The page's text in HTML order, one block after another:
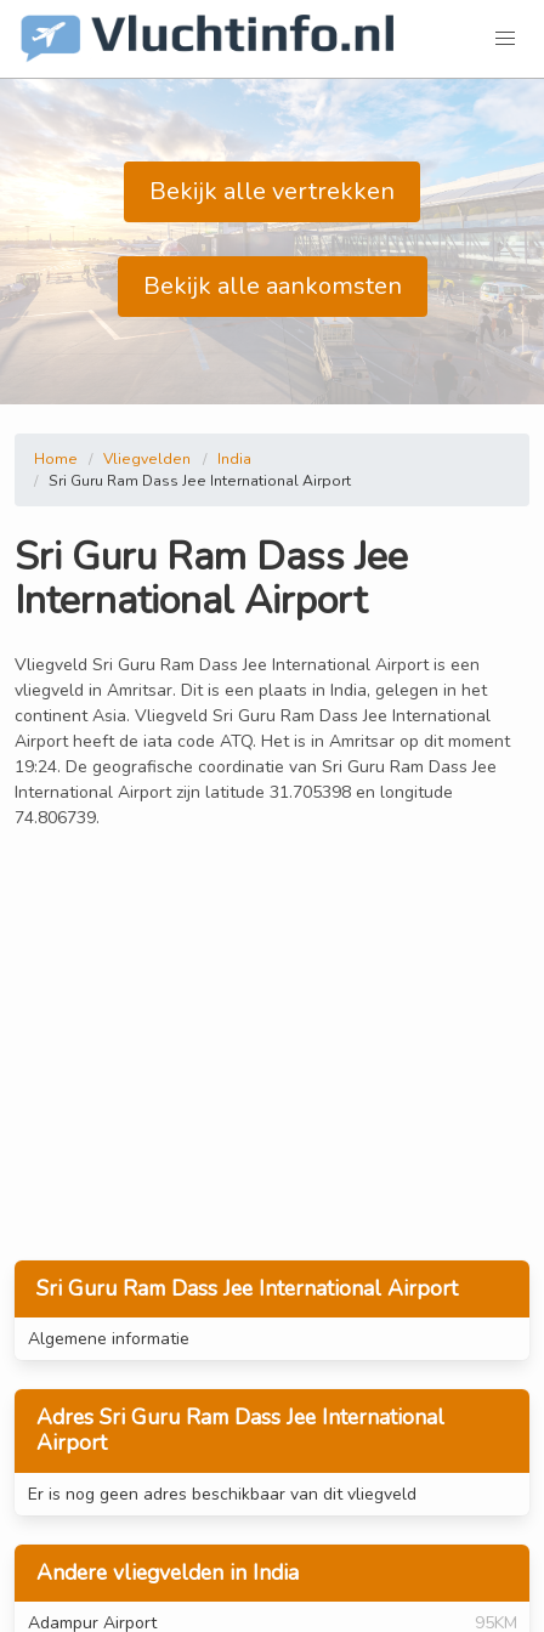
Bekijk alle vertrekken
Bekijk alle aankomsten
Sri Guru Ram Dass Jee International Airport
Algemene informatie
Adres Sri Guru Ram Dass Jee International
Airport
Er is nog geen adres beschikbaar van dit vliegveld
Andere vliegvelden in India
Adampur Airport 95KM
Home Vliegvelden
India
Sri Guru Ram Dass Jee International Airport
Sri Guru Ram Dass Jee
International Airport
Vliegveld Sri Guru Ram Dass Jee International Airport is een
vliegveld in Amritsar. Dit is een plaats in India, gelegen in het
continent Asia. Vliegveld Sri Guru Ram Dass Jee International
Airport heeft de iata code ATQ. Het is in Amritsar op dit moment
19:24. De geografische coordinatie van Sri Guru Ram Dass Jee
International Airport zijn latitude 31.705398 en longitude
74.806739.